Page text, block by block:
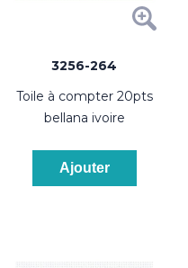
3256-264
toile à compter 20pts
bellana ivoire
Ajouter